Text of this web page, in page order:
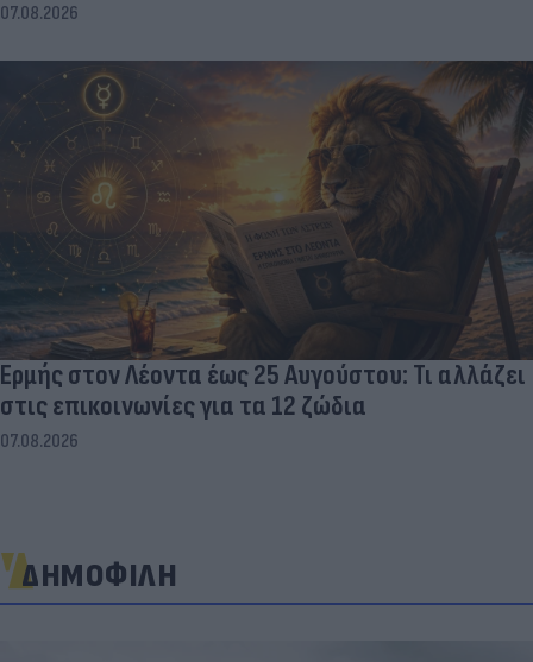
07.08.2026
Ερμής στον Λέοντα έως 25 Αυγούστου: Τι αλλάζει
στις επικοινωνίες για τα 12 ζώδια
07.08.2026
ΔΗΜΟΦΙΛΗ